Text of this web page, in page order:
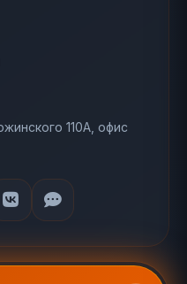
110А, офис